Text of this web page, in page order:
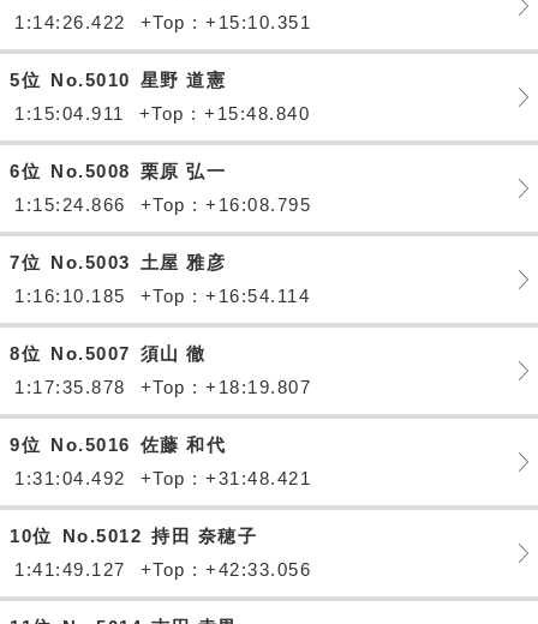
1:14:26.422
+Top : +15:10.351
5位 No.5010 星野 道憲
1:15:04.911
+Top : +15:48.840
6位 No.5008 栗原 弘一
1:15:24.866
+Top : +16:08.795
7位 No.5003
土屋 雅彦
1:16:10.185
+Top : +16:54.114
8位 No.5007 須山 徹
1:17:35.878
+Top : +18:19.807
9位 No.5016 佐藤 和代
1:31:04.492
+Top : +31:48.421
10位 No.5012 持田 奈穂子
1:41:49.127
+Top : +42:33.056